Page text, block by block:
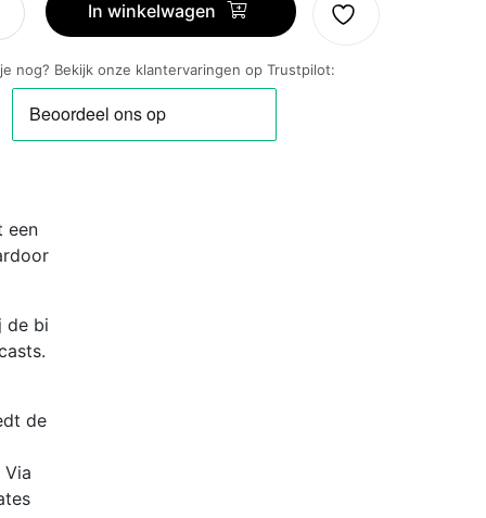
In winkelwagen
nog? Bekijk onze klantervaringen op Trustpilot:
een
de bi
de